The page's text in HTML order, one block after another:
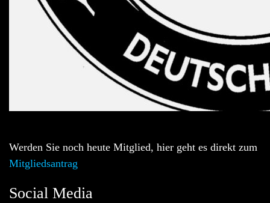
Werden Sie noch heute Mitglied, hier geht es direkt zum
Mitgliedsantrag
Social Media